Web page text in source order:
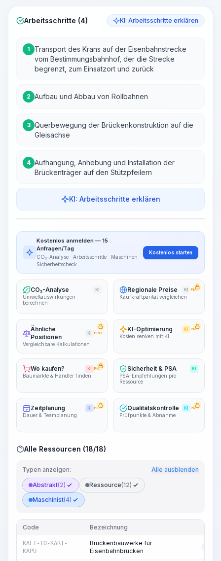
Arbeitsschritte (4) KI: Arbeitsschritte erklären
1
Transport des Krans auf der Eisenbahnstrecke
vom Bestimmungsbahnhof, der die Strecke
begrenzt, zum Einsatzort und zurück
2 Aufbau und Abbau von Rollbahnen
3 Querbewegung der Brückenkonstruktion auf die
Gleisachse
4 Aufhängung, Anhebung und Installation der
Brückenträger auf den Stützpfeilern
KI: Arbeitsschritte erklären
Arbeitsschritte
~15-30 Sek.
Kostenlos anmelden — 15
Anfragen/Tag
CO₂-Analyse · Arbeitsschritte · Maschinen ·
Sicherheitscheck
Kostenlos starten
CO₂-Analyse KI
Umweltauswirkungen
berechnen
Regionale Preise KI PRO
Kaufkraftparität vergleichen
Ähnliche
Positionen
KI PRO
Vergleichbare Kalkulationen
KI-Optimierung KI PRO
Kosten senken mit KI
Wo kaufen? KI PRO
Baumärkte & Händler finden
Sicherheit & PSA KI
PSA-Empfehlungen pro
Ressource
Zeitplanung KI PRO
Dauer & Teamplanung
Qualitätskontrolle KI PRO
Prüfpunkte & Abnahme
Alle Ressourcen (18/18)
Typen anzeigen: Alle ausblenden
Abstrakt(2) Ressource(12)
Maschinist(4)
Code Bezeichnung
KALI-TO-KARI-
KAPU
Brückenbauwerke für
Eisenbahnbrücken